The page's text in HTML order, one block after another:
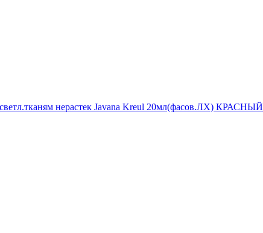
нерастек Javana Kreul 20мл(фасов.ЛХ) КРАСНЫЙ